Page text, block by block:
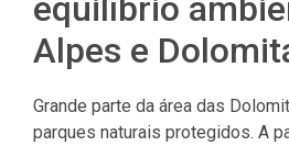
equilíbrio
Alpes e
Grande parte da área das
parques naturais protegidos. A